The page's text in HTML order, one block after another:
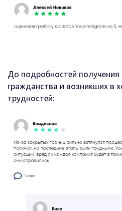
До подробностей получения
гражданства и возникших в
трудностей: